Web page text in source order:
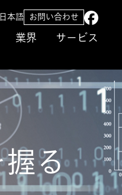
業界 サービス
日本語 お問い合わせ
る